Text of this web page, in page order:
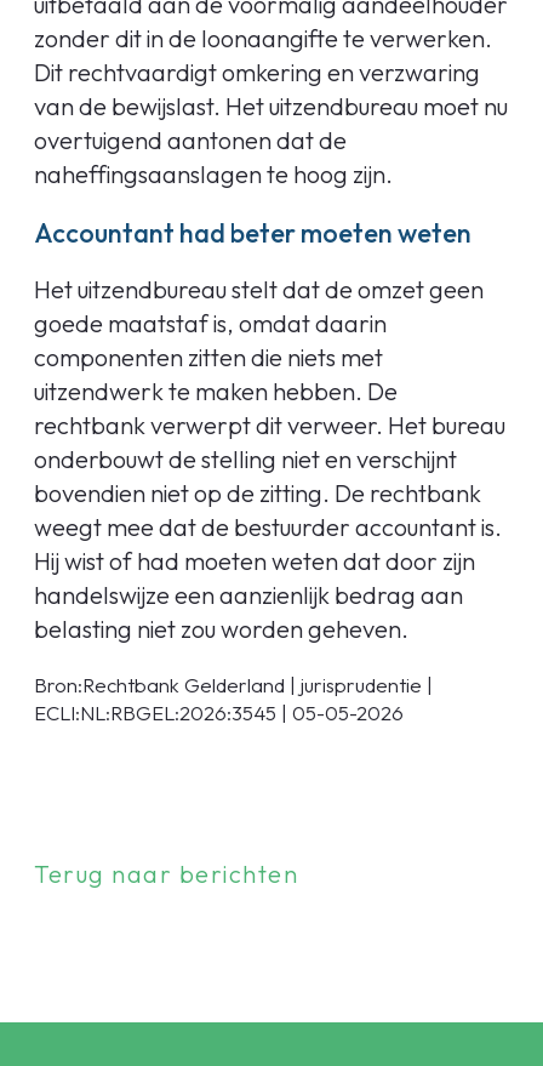
zonder dit in de loonaangifte te verwerken.
Dit rechtvaardigt omkering en verzwaring
van de bewijslast. Het uitzendbureau moet nu
overtuigend aantonen dat de
naheffingsaanslagen te hoog zijn.
Accountant had beter moeten weten
Het uitzendbureau stelt dat de omzet geen
goede maatstaf is, omdat daarin
componenten zitten die niets met
uitzendwerk te maken hebben. De
rechtbank verwerpt dit verweer. Het bureau
onderbouwt de stelling niet en verschijnt
bovendien niet op de zitting. De rechtbank
weegt mee dat de bestuurder accountant is.
Hij wist of had moeten weten dat door zijn
handelswijze een aanzienlijk bedrag aan
belasting niet zou worden geheven.
Bron:Rechtbank Gelderland | jurisprudentie |
ECLI:NL:RBGEL:2026:3545 | 05-05-2026
Terug naar berichten